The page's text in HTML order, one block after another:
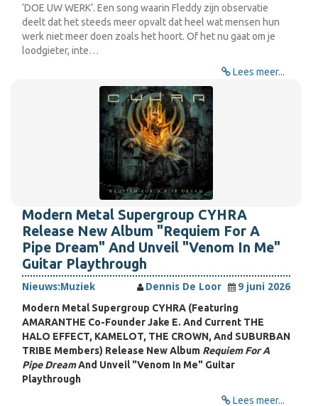
‘DOE UW WERK’. Een song waarin Fleddy zijn observatie
deelt dat het steeds meer opvalt dat heel wat mensen hun
werk niet meer doen zoals het hoort. Of het nu gaat om je
loodgieter, inte…
Lees meer...
Modern Metal Supergroup CYHRA
Release New Album "Requiem For A
Pipe Dream" And Unveil "Venom In Me"
Guitar Playthrough
Nieuws:Muziek Dennis De Loor
9 juni 2026
Modern Metal Supergroup CYHRA (Featuring
AMARANTHE Co-Founder Jake E. And Current THE
HALO EFFECT, KAMELOT, THE CROWN, And SUBURBAN
TRIBE Members) Release New Album Requiem For A
Pipe DreamAnd Unveil "Venom In Me" Guitar
Playthrough
Lees meer...